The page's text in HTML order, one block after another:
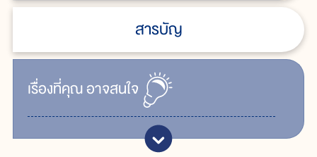
สารบัญ
เรื่ิองที่คุณอาจสนใจ